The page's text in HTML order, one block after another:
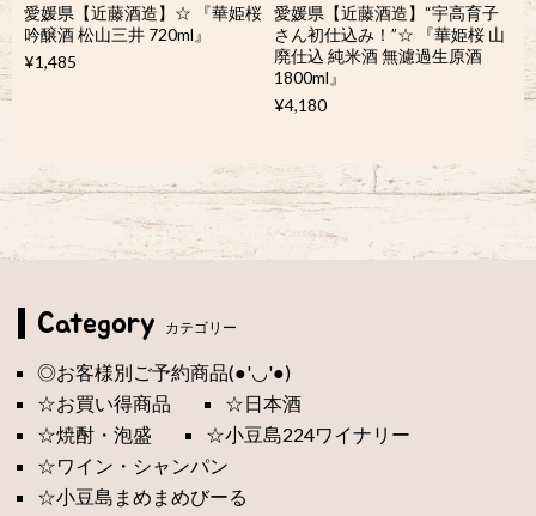
愛媛県【近藤酒造】☆ 『華姫桜
吟醸酒 松山三井 720ml』
¥1,485
愛媛県【近藤酒造】“宇高育子
さん初仕込み！”☆ 『華姫桜 山
廃仕込 純米酒 無濾過生原酒
1800ml』
¥4,180
Category カテゴリー
◎お客様別ご予約商品(●'◡'●)
☆お買い得商品
☆日本酒
☆焼酎・泡盛
☆小豆島224ワイナリー
☆ワイン・シャンパン
☆小豆島まめまめびーる